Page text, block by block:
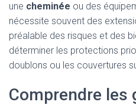
une cheminée ou des
nécessite souvent des
préalable des risques et des
déterminer les protections
doublons ou les couvertures
Comprendre les